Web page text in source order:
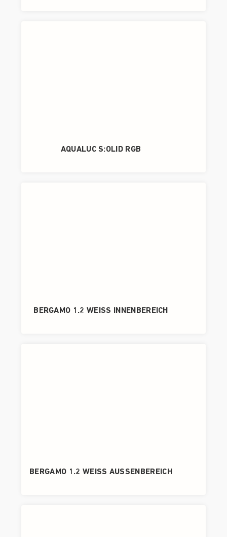
AQUALUC S:OLID RGB
BERGAMO 1.2 WEISS INNENBEREICH
BERGAMO 1.2 WEISS AUSSENBEREICH